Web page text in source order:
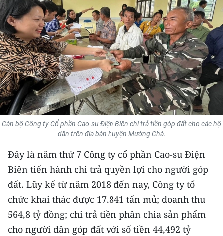
GIÁO DỤC
Y TẾ
KHOA HỌC - CÔNG NGHỆ
MÔI TRƯỜNG
BẠN ĐỌC
KIỂM CHỨNG THÔNG TIN
TRI THỨC CHUYÊN SÂU
54 DÂN TỘC VIỆT NAM
CHƯƠNG TRÌNH OCOP - MỖI XÃ
MỘT SẢN PHẨM
Cán bộ Công ty Cổ phần Cao-su Điện Biên chi trả tiền góp đất cho các hộ
dân trên địa bàn huyện Mường Chà.
Đây là năm thứ 7 Công ty cổ phần Cao-su Điện
Biên tiến hành chi trả quyền lợi cho người góp
đất. Lũy kế từ năm 2018 đến nay, Công ty tổ
chức khai thác được 17.841 tấn mủ; doanh thu
564,8 tỷ đồng; chi trả tiền phân chia sản phẩm
cho người dân góp đất với số tiền 44,492 tỷ